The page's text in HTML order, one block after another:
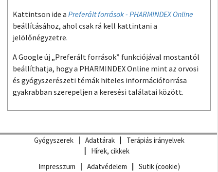
Kattintson ide a Preferált források - PHARMINDEX Online
beállításához, ahol csak rá kell kattintani a
jelölőnégyzetre.
A Google új „Preferált források” funkciójával mostantól
beállíthatja, hogy a PHARMINDEX Online mint az orvosi
és gyógyszerészeti témák hiteles információforrása
gyakrabban szerepeljen a keresési találatai között.
Gyógyszerek Adattárak
Terápiás irányelvek
Hírek, cikkek
Impresszum
Adatvédelem
Sütik (cookie)